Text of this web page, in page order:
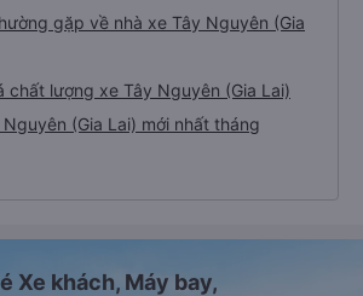
gặp về nhà xe Tây Nguyên (Gia
chất lượng xe Tây Nguyên (Gia Lai)
(Gia Lai) mới nhất tháng
Xe khách, Máy bay,